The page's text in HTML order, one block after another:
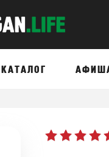
КАТАЛОГ